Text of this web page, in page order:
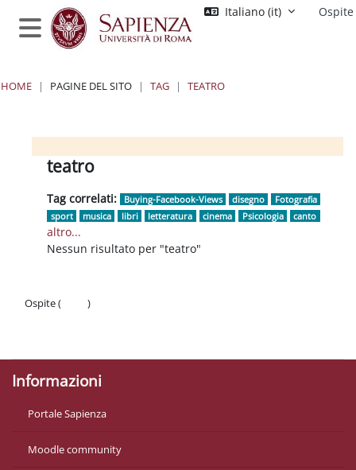
Vai al contenuto principale
Pannello laterale
Italiano ‎(it)‎ Ospite
HOME PAGINE DEL SITO TAG TEATRO
Blocchi
Blocchi
Blocchi
Blocchiteatro
Tag correlati: Buying-Facebook-Views disegno
Fotografia
sport
musica libri letteratura cinema Psicologia canto
altro...
Nessun risultato per "teatro"
Ospite (
)
Informazioni
Portale Sapienza
Moodle community